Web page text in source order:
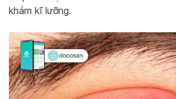
khám kĩ lưỡng.